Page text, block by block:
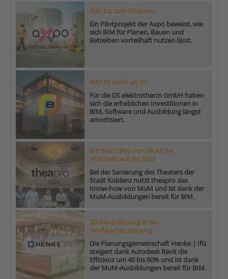
BIM bis zum Rückbau
Ein Pilotprojekt der Axpo beweist, wie
sich BIM für Planen, Bauen und
Betreiben vorteilhaft nutzen lässt.
BIM ist mehr als 3D
Für die DS elektrotherm GmbH haben
sich die erheblichen Investitionen in
BIM, Software und Ausbildung längst
amortisiert.
Mit Scan2BIM von MuM der
Wahrheit auf der Spur
Bei der Sanierung des Theaters der
Stadt Koblenz nutzt theapro das
Know-how von MuM und ist dank der
MuM-Ausbildungen bereit für BIM.
3D-Modellierung in der
Großküchenplanung
Die Planungsgemeinschaft Henke | IfG
steigert dank Autodesk Revit die
Effizienz um 40 bis 60% und ist dank
der MuM-Ausbildungen bereit für BIM.